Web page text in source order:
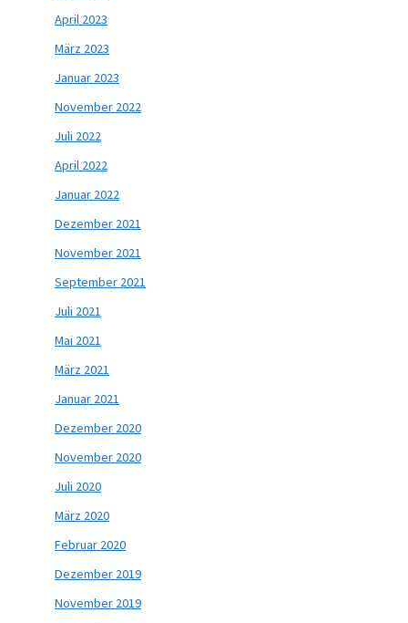
April 2023
März 2023
Januar 2023
November 2022
Juli 2022
April 2022
Januar 2022
Dezember 2021
November 2021
September 2021
Juli 2021
Mai 2021
März 2021
Januar 2021
Dezember 2020
November 2020
Juli 2020
März 2020
Februar 2020
Dezember 2019
November 2019